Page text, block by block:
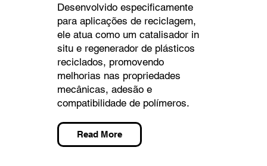
Desenvolvido especificamente
para aplicações de reciclagem,
ele atua como um catalisador in
situ e regenerador de plásticos
reciclados, promovendo
melhorias nas propriedades
mecânicas, adesão e
compatibilidade de polímeros.
Read More